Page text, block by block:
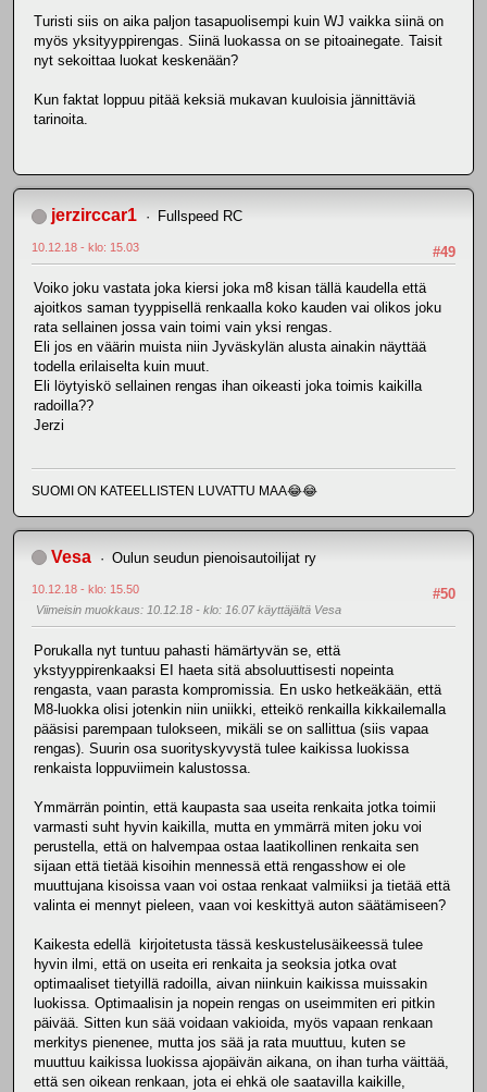
Turisti siis on aika paljon tasapuolisempi kuin WJ vaikka siinä on
myös yksityyppirengas. Siinä luokassa on se pitoainegate. Taisit
nyt sekoittaa luokat keskenään?
Kun faktat loppuu pitää keksiä mukavan kuuloisia jännittäviä
tarinoita.
jerzirccar1 Fullspeed RC
#49
10.12.18 - klo: 15.03
Voiko joku vastata joka kiersi joka m8 kisan tällä kaudella että
ajoitkos saman tyyppisellä renkaalla koko kauden vai olikos joku
rata sellainen jossa vain toimi vain yksi rengas.
Eli jos en väärin muista niin Jyväskylän alusta ainakin näyttää
todella erilaiselta kuin muut.
Eli löytyiskö sellainen rengas ihan oikeasti joka toimis kaikilla
radoilla??
Jerzi
SUOMI ON KATEELLISTEN LUVATTU MAA😂😂
Vesa Oulun seudun pienoisautoilijat ry
#50
10.12.18 - klo: 15.50
Viimeisin muokkaus: 10.12.18 - klo: 16.07 käyttäjältä Vesa
Porukalla nyt tuntuu pahasti hämärtyvän se, että
ykstyyppirenkaaksi EI haeta sitä absoluuttisesti nopeinta
rengasta, vaan parasta kompromissia. En usko hetkeäkään, että
M8-luokka olisi jotenkin niin uniikki, etteikö renkailla kikkailemalla
pääsisi parempaan tulokseen, mikäli se on sallittua (siis vapaa
rengas). Suurin osa suorityskyvystä tulee kaikissa luokissa
renkaista loppuviimein kalustossa.
Ymmärrän pointin, että kaupasta saa useita renkaita jotka toimii
varmasti suht hyvin kaikilla, mutta en ymmärrä miten joku voi
perustella, että on halvempaa ostaa laatikollinen renkaita sen
sijaan että tietää kisoihin mennessä että rengasshow ei ole
muuttujana kisoissa vaan voi ostaa renkaat valmiiksi ja tietää että
valinta ei mennyt pieleen, vaan voi keskittyä auton säätämiseen?
Kaikesta edellä kirjoitetusta tässä keskustelusäikeessä tulee
hyvin ilmi, että on useita eri renkaita ja seoksia jotka ovat
optimaaliset tietyillä radoilla, aivan niinkuin kaikissa muissakin
luokissa. Optimaalisin ja nopein rengas on useimmiten eri pitkin
päivää. Sitten kun sää voidaan vakioida, myös vapaan renkaan
merkitys pienenee, mutta jos sää ja rata muuttuu, kuten se
muuttuu kaikissa luokissa ajopäivän aikana, on ihan turha väittää,
että sen oikean renkaan, jota ei ehkä ole saatavilla kaikille,